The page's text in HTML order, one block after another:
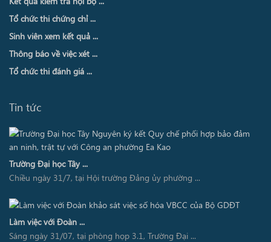
Tổ chức thi chứng chỉ ...
Sinh viên xem kết quả ...
Thông báo về việc xét ...
Tổ chức thi đánh giá ...
Tin tức
Trường Đại học Tây ...
Chiều ngày 31/7, tại Hội trường Đảng ủy phường ...
Làm việc với Đoàn ...
Sáng ngày 31/07, tại phòng họp 3.1, Trường Đại ...